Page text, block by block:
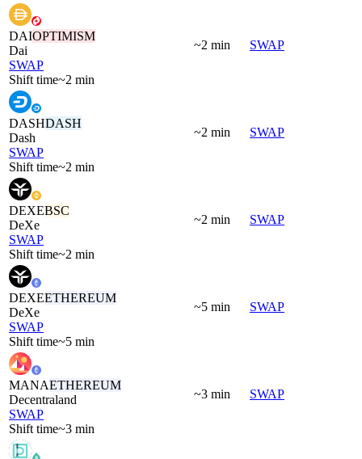
DAIOPTIMISM
Dai
SWAP
Shift time~2 min
~2 min SWAP
DASHDASH
Dash
SWAP
Shift time~2 min
~2 min SWAP
DEXEBSC
DeXe
SWAP
Shift time~2 min
~2 min SWAP
DEXEETHEREUM
DeXe
SWAP
Shift time~5 min
~5 min SWAP
MANAETHEREUM
Decentraland
SWAP
Shift time~3 min
~3 min SWAP